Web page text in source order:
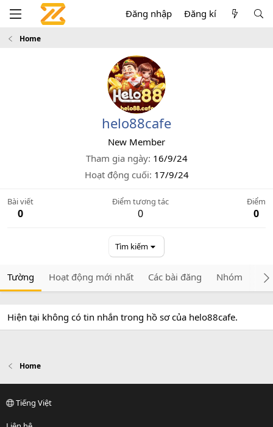
Đăng nhập Đăng kí
Home
helo88cafe
New Member
Tham gia ngày 16/9/24
Hoạt động cuối 17/9/24
Bài viết
0
Điểm tương tác
0
Điểm
0
Tìm kiếm
Tường Hoạt động mới nhất Các bài đăng Nhóm
Hiện tại không có tin nhắn trong hồ sơ của helo88cafe.
Home
Tiếng Việt